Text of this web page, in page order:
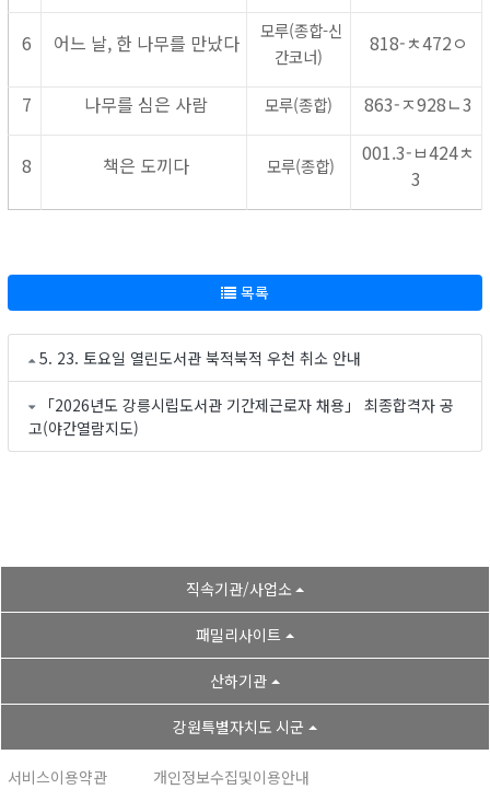
6 어느 날, 한 나무를 만났다
모루(종합-신
간코너)
818-ㅊ472ㅇ
7 나무를 심은 사람 모루(종합) 863-ㅈ928ㄴ3
8 책은 도끼다 모루(종합)
001.3-ㅂ424ㅊ
3
목록
5. 23. 토요일 열린도서관 북적북적 우천 취소 안내
「2026년도 강릉시립도서관 기간제근로자 채용」 최종합격자 공
고(야간열람지도)
직속기관/사업소
패밀리사이트
산하기관
강원특별자치도 시군
서비스이용약관 개인정보수집및이용안내